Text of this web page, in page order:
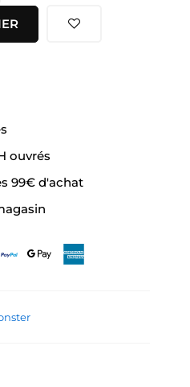
ouvrés
99€ d'achat